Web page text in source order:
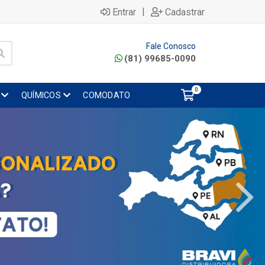
Entrar | Cadastrar
Fale Conosco
(81) 99685-0090
QUÍMICOS COMODATO
0